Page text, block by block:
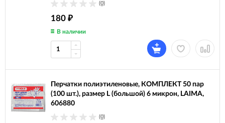
(0)
180 ₽
В наличии
Перчатки полиэтиленовые, КОМПЛЕКТ 50 пар
(100 шт.), размер L (большой) 6 микрон, LAIMA,
606880
(0)